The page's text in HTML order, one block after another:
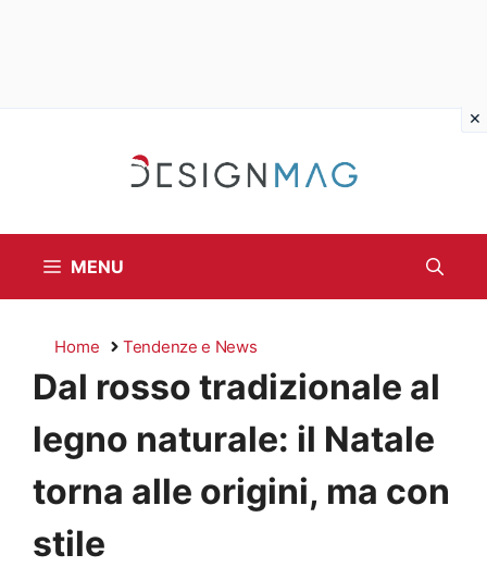
MENU
Home Tendenze e News
Dal rosso tradizionale al
legno naturale: il Natale
torna alle origini, ma con
stile